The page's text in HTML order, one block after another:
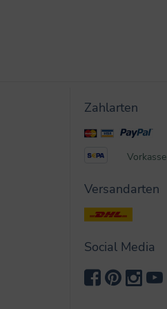
Zahlarten
Vorkasse
Versandarten
Social Media